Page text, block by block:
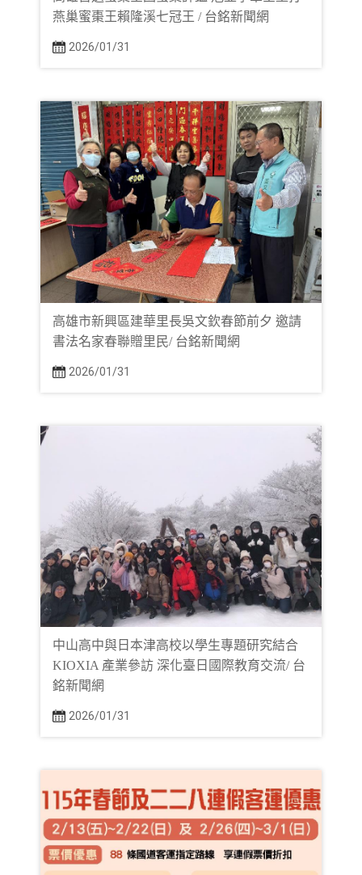
燕巢蜜棗王賴隆溪七冠王 / 台銘新聞網
2026/01/31
高雄市新興區建華里長吳文欽春節前夕 邀請
書法名家春聯贈里民/ 台銘新聞網
2026/01/31
中山高中與日本津高校以學生專題研究結合
KIOXIA 產業參訪 深化臺日國際教育交流/ 台
銘新聞網
2026/01/31